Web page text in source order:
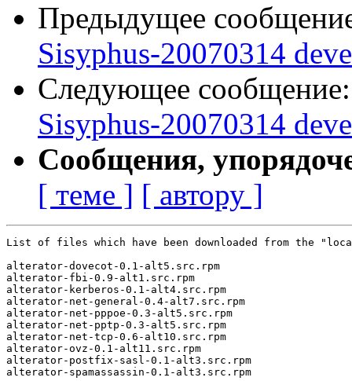
Предыдущее
Sisyphus-20070314
Следующее
Sisyphus-20070314
Сообщения,
[ теме ] [ автору ]
List of files which have been downloaded from the
alterator-dovecot-0.1-alt5.src.rpm
alterator-fbi-0.9-alt1.src.rpm
alterator-kerberos-0.1-alt4.src.rpm
alterator-net-general-0.4-alt7.src.rpm
alterator-net-pppoe-0.3-alt5.src.rpm
alterator-net-pptp-0.3-alt5.src.rpm
alterator-net-tcp-0.6-alt10.src.rpm
alterator-ovz-0.1-alt11.src.rpm
alterator-postfix-sasl-0.1-alt3.src.rpm
alterator-spamassassin-0.1-alt3.src.rpm